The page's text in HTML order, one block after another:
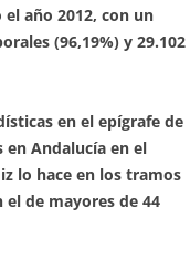
año 2012, con un
(96,19%) y 29.102
en el epígrafe de
en Andalucía en el
lo hace en los tramos
de mayores de 44